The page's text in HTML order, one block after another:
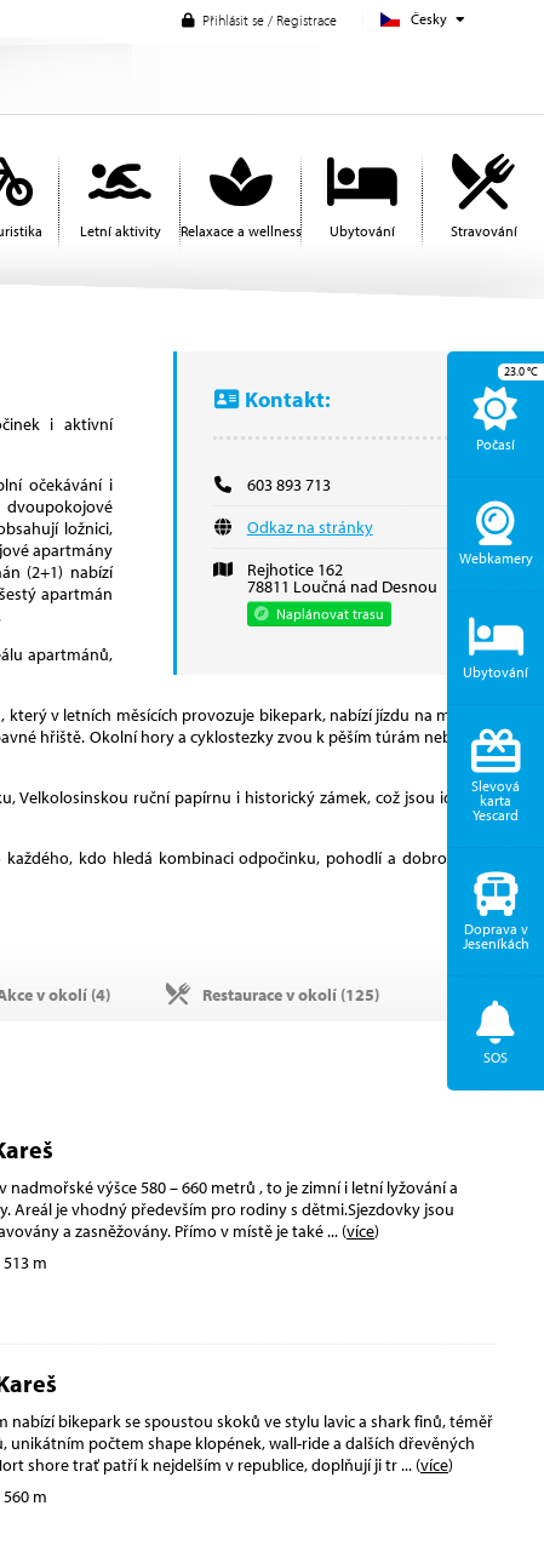
Česky
Přihlásit se / Registrace
Letní aktivity Relaxace a wellness Ubytování Stravování
Kontakt:
603 893 713
Odkaz na stránky
Rejhotice 162
78811 Loučná nad Desnou
Naplánovat trasu
i aktivní
očekávání i
ložnici,
apartmány
(2+1) nabízí
apartmán
apartmánů,
v letních měsících provozuje bikepark, nabízí jízdu na minikárách,
hřiště. Okolní hory a cyklostezky zvou k pěším túrám nebo jízdě na
Velkolosinskou ruční papírnu i historický zámek, což jsou ideální tipy
kdo hledá kombinaci odpočinku, pohodlí a dobrodružství v
v okolí (4) Restaurace v okolí (125)
nadmořské výšce 580 – 660 metrů , to je zimní i letní lyžování a
Areál je vhodný především pro rodiny s dětmi.Sjezdovky jsou
a zasněžovány. Přímo v místě je také... (více)
m
nabízí bikepark se spoustou skoků ve stylu lavic a shark finů, téměř
unikátním počtem shape klopének, wall-ride a dalších dřevěných
shore trať patří k nejdelším v republice, doplňují ji tr... (více)
m
Počasí
23.0°C
Webkamery
Ubytování
Slevová
karta
Yescard
Doprava v
Jeseníkách
SOS